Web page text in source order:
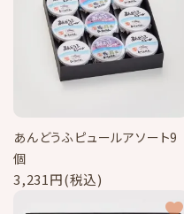
あんどうふピュールアソート9
個
3,231円(税込)